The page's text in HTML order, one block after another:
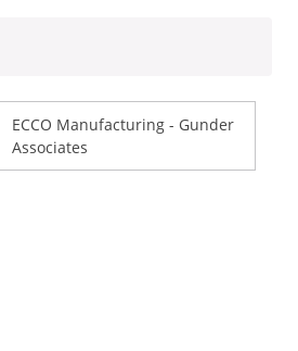
ECCO Manufacturing - Gunder
Associates